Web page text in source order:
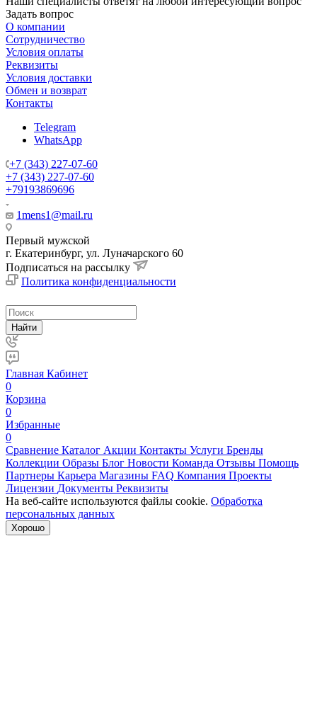
Задать вопрос
О компании
Сотрудничество
Условия оплаты
Реквизиты
Условия доставки
Обмен и возврат
Контакты
Telegram
WhatsApp
+7 (343) 227-07-60
+7 (343) 227-07-60
+79193869696
1mens1@mail.ru
Первый мужской
г. Екатеринбург, ул. Луначарского 60
Подписаться на рассылку
Политика конфиденциальности
Найти
Главная Кабинет
0
Корзина
0
Избранные
0
Сравнение Каталог Акции Контакты Услуги Бренды
Коллекции Образы Блог Новости Команда Отзывы Помощь
Партнеры Карьера Магазины FAQ Компания Проекты
Лицензии Документы Реквизиты
На веб-сайте используются файлы cookie. Обработка
персональных данных
Хорошо